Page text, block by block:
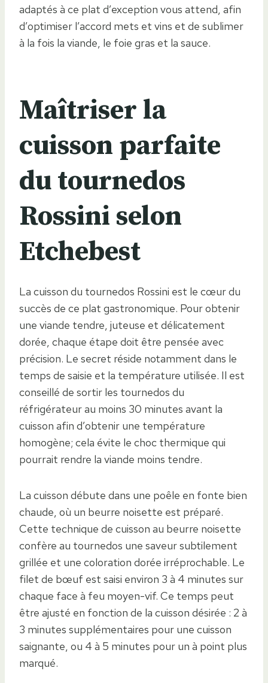
adaptés à ce plat d’exception vous attend, afin
d’optimiser l’accord mets et vins et de sublimer
à la fois la viande, le foie gras et la sauce.
Maîtriser la
cuisson parfaite
du tournedos
Rossini selon
Etchebest
La cuisson du tournedos Rossini est le cœur du
succès de ce plat gastronomique. Pour obtenir
une viande tendre, juteuse et délicatement
dorée, chaque étape doit être pensée avec
précision. Le secret réside notamment dans le
temps de saisie et la température utilisée. Il est
conseillé de sortir les tournedos du
réfrigérateur au moins 30 minutes avant la
cuisson afin d’obtenir une température
homogène; cela évite le choc thermique qui
pourrait rendre la viande moins tendre.
La cuisson débute dans une poêle en fonte bien
chaude, où un beurre noisette est préparé.
Cette technique de cuisson au beurre noisette
confère au tournedos une saveur subtilement
grillée et une coloration dorée irréprochable. Le
filet de bœuf est saisi environ 3 à 4 minutes sur
chaque face à feu moyen-vif. Ce temps peut
être ajusté en fonction de la cuisson désirée : 2 à
3 minutes supplémentaires pour une cuisson
saignante, ou 4 à 5 minutes pour un à point plus
marqué.